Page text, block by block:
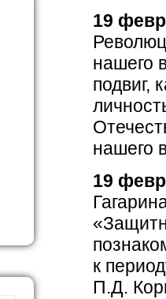
19
нашего
подвиг,
нашего
19
к
П.Д.